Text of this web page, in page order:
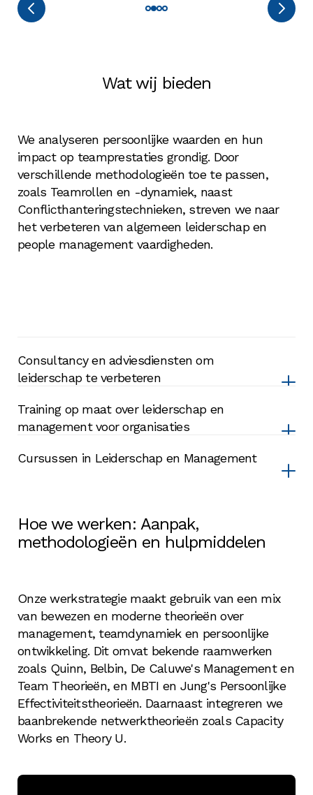
Wat wij bieden
We analyseren persoonlijke waarden en hun
impact op teamprestaties grondig. Door
verschillende methodologieën toe te passen,
zoals Teamrollen en -dynamiek, naast
Conflicthanteringstechnieken, streven we naar
het verbeteren van algemeen leiderschap en
people management vaardigheden.
Consultancy en adviesdiensten om
leiderschap te verbeteren
van leiderschap en people management
capaciteiten. We bieden strategische begeleiding
optimaliseren van teamprestaties.
Training op maat over leiderschap en
management voor organisaties
behoeften van uw organisatie. Deze leertrajecten
richten zich op het verbeteren van
werkomgeving waarin samenwerking centraal
staat.
Cursussen in Leiderschap en Management
We geven jaarlijks cursussen over dit onderwerp
in de faciliteiten van MDF. Ze zijn ontworpen om
leiderschap en management. Dit bereidt hen voor
op effectief leiden en managen in verschillende
organisatorische contexten.
Hoe we werken: Aanpak,
methodologieën en hulpmiddelen
Onze werkstrategie maakt gebruik van een mix
van bewezen en moderne theorieën over
management, teamdynamiek en persoonlijke
ontwikkeling. Dit omvat bekende raamwerken
zoals Quinn, Belbin, De Caluwe's Management en
Team Theorieën, en MBTI en Jung's Persoonlijke
Effectiviteitstheorieën. Daarnaast integreren we
baanbrekende netwerktheorieën zoals Capacity
Works en Theory U.